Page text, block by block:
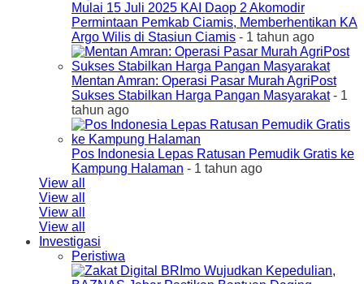
Mulai 15 Juli 2025 KAI Daop 2 Akomodir
Permintaan Pemkab Ciamis, Memberhentikan KA
Argo Wilis di Stasiun Ciamis - 1 tahun ago
Mentan Amran: Operasi Pasar Murah AgriPost
Sukses Stabilkan Harga Pangan Masyarakat- 1
tahun ago
Pos Indonesia Lepas Ratusan Pemudik Gratis ke
Kampung Halaman - 1 tahun ago
View all
View all
View all
View all
Investigasi
Peristiwa